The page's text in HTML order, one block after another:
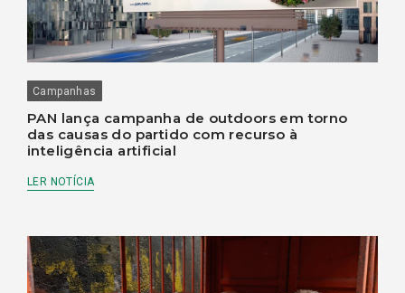
Campanhas
PAN lança campanha de outdoors em torno
das causas do partido com recurso à
inteligência artificial
LER NOTÍCIA